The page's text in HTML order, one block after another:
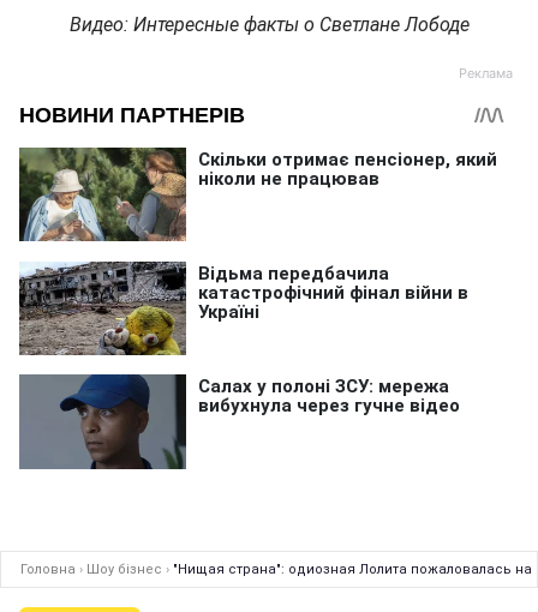
Видео: Интересные факты о Светлане Лободе
Головна › Шоу бізнес › "Нищая страна": одиозная Лолита пожаловалась на